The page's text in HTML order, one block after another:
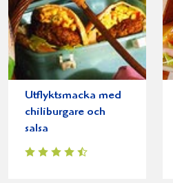
Utflyktsmacka med
chiliburgare och
salsa